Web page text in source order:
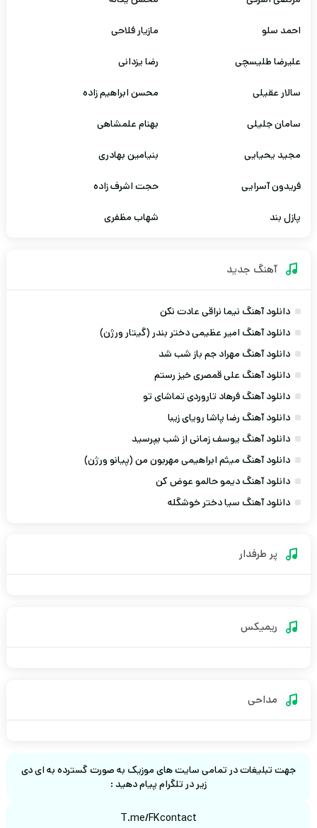
احمد سلو مازیار فلاحی
علیرضا طلیسچی رضا یزدانی
سالار عقیلی محسن ابراهیم زاده
سامان جلیلی بهنام علمشاهی
مجید یحیایی بنیامین بهادری
فریدون آسرایی حجت اشرف زاده
پازل بند شهاب مظفری
آهنگ جديد
دانلود آهنگ نیما نراقی عادت نکن
دانلود آهنگ امیر عظیمی دختر بندر (گیتار ورژن)
دانلود آهنگ مهراد جم باز شب شد
دانلود آهنگ علی قمصری خیز رستم
دانلود آهنگ فرهاد تاروردی تماشای تو
دانلود آهنگ رضا پاشا رویای زیبا
دانلود آهنگ یوسف زمانی از شب بپرسید
دانلود آهنگ میثم ابراهیمی مهربون من (پیانو ورژن)
دانلود آهنگ دیمو حالمو عوض کن
دانلود آهنگ سیا دختر خوشگله
پر طرفدار
ریمیکس
مداحی
جهت تبلیغات در تمامی سایت های موزیک به صورت گسترده به ای دی
زیر در تلگرام پیام دهید :
T.me/FKcontact